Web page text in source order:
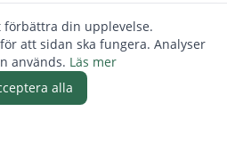
förbättra din upplevelse.
att sidan ska fungera. Analyser
används. Läs mer
alla